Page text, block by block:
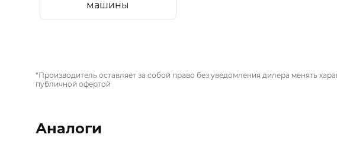
машины
*Производитель оставляет за собой право без уведомления дилера менять
публичной офертой
Аналоги